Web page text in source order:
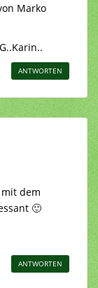
Marko
ANTWORTEN
dem
🙂
ANTWORTEN